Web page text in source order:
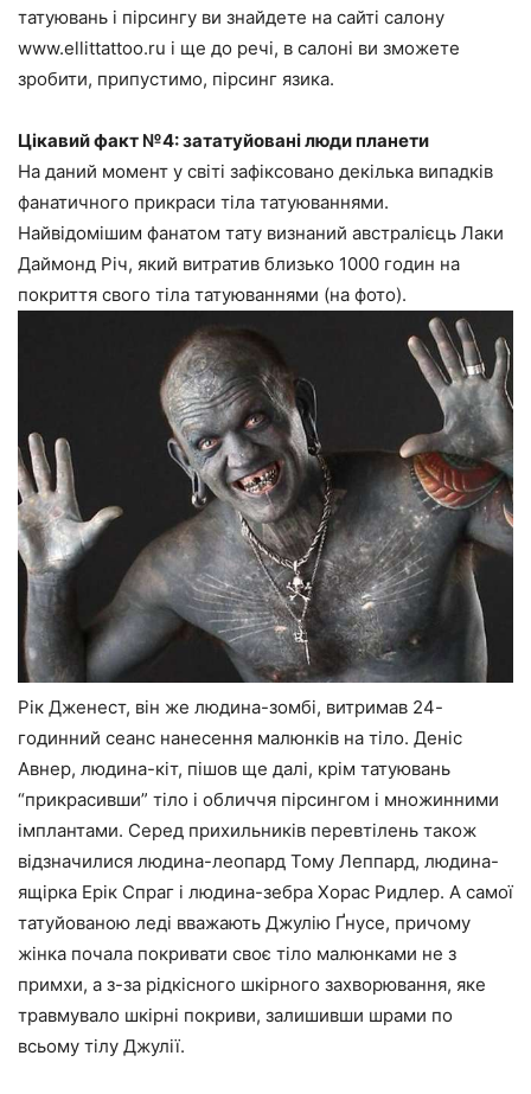
татуювань і пірсингу ви знайдете на сайті салону
www.ellittattoo.ru і ще до речі, в салоні ви зможете
зробити, припустимо, пірсинг язика.
Цікавий факт №4: зататуйовані люди планети
На даний момент у світі зафіксовано декілька випадків
фанатичного прикраси тіла татуюваннями.
Найвідомішим фанатом тату визнаний австралієць Лаки
Даймонд Річ, який витратив близько 1000 годин на
покриття свого тіла татуюваннями (на фото).
Рік Дженест, він же людина-зомбі, витримав 24-
годинний сеанс нанесення малюнків на тіло. Деніс
Авнер, людина-кіт, пішов ще далі, крім татуювань
“прикрасивши” тіло і обличчя пірсингом і множинними
імплантами. Серед прихильників перевтілень також
відзначилися людина-леопард Тому Леппард, людина-
ящірка Ерік Спраг і людина-зебра Хорас Ридлер. А самої
татуйованою леді вважають Джулію Ґнусе, причому
жінка почала покривати своє тіло малюнками не з
примхи, а з-за рідкісного шкірного захворювання, яке
травмувало шкірні покриви, залишивши шрами по
всьому тілу Джулії.